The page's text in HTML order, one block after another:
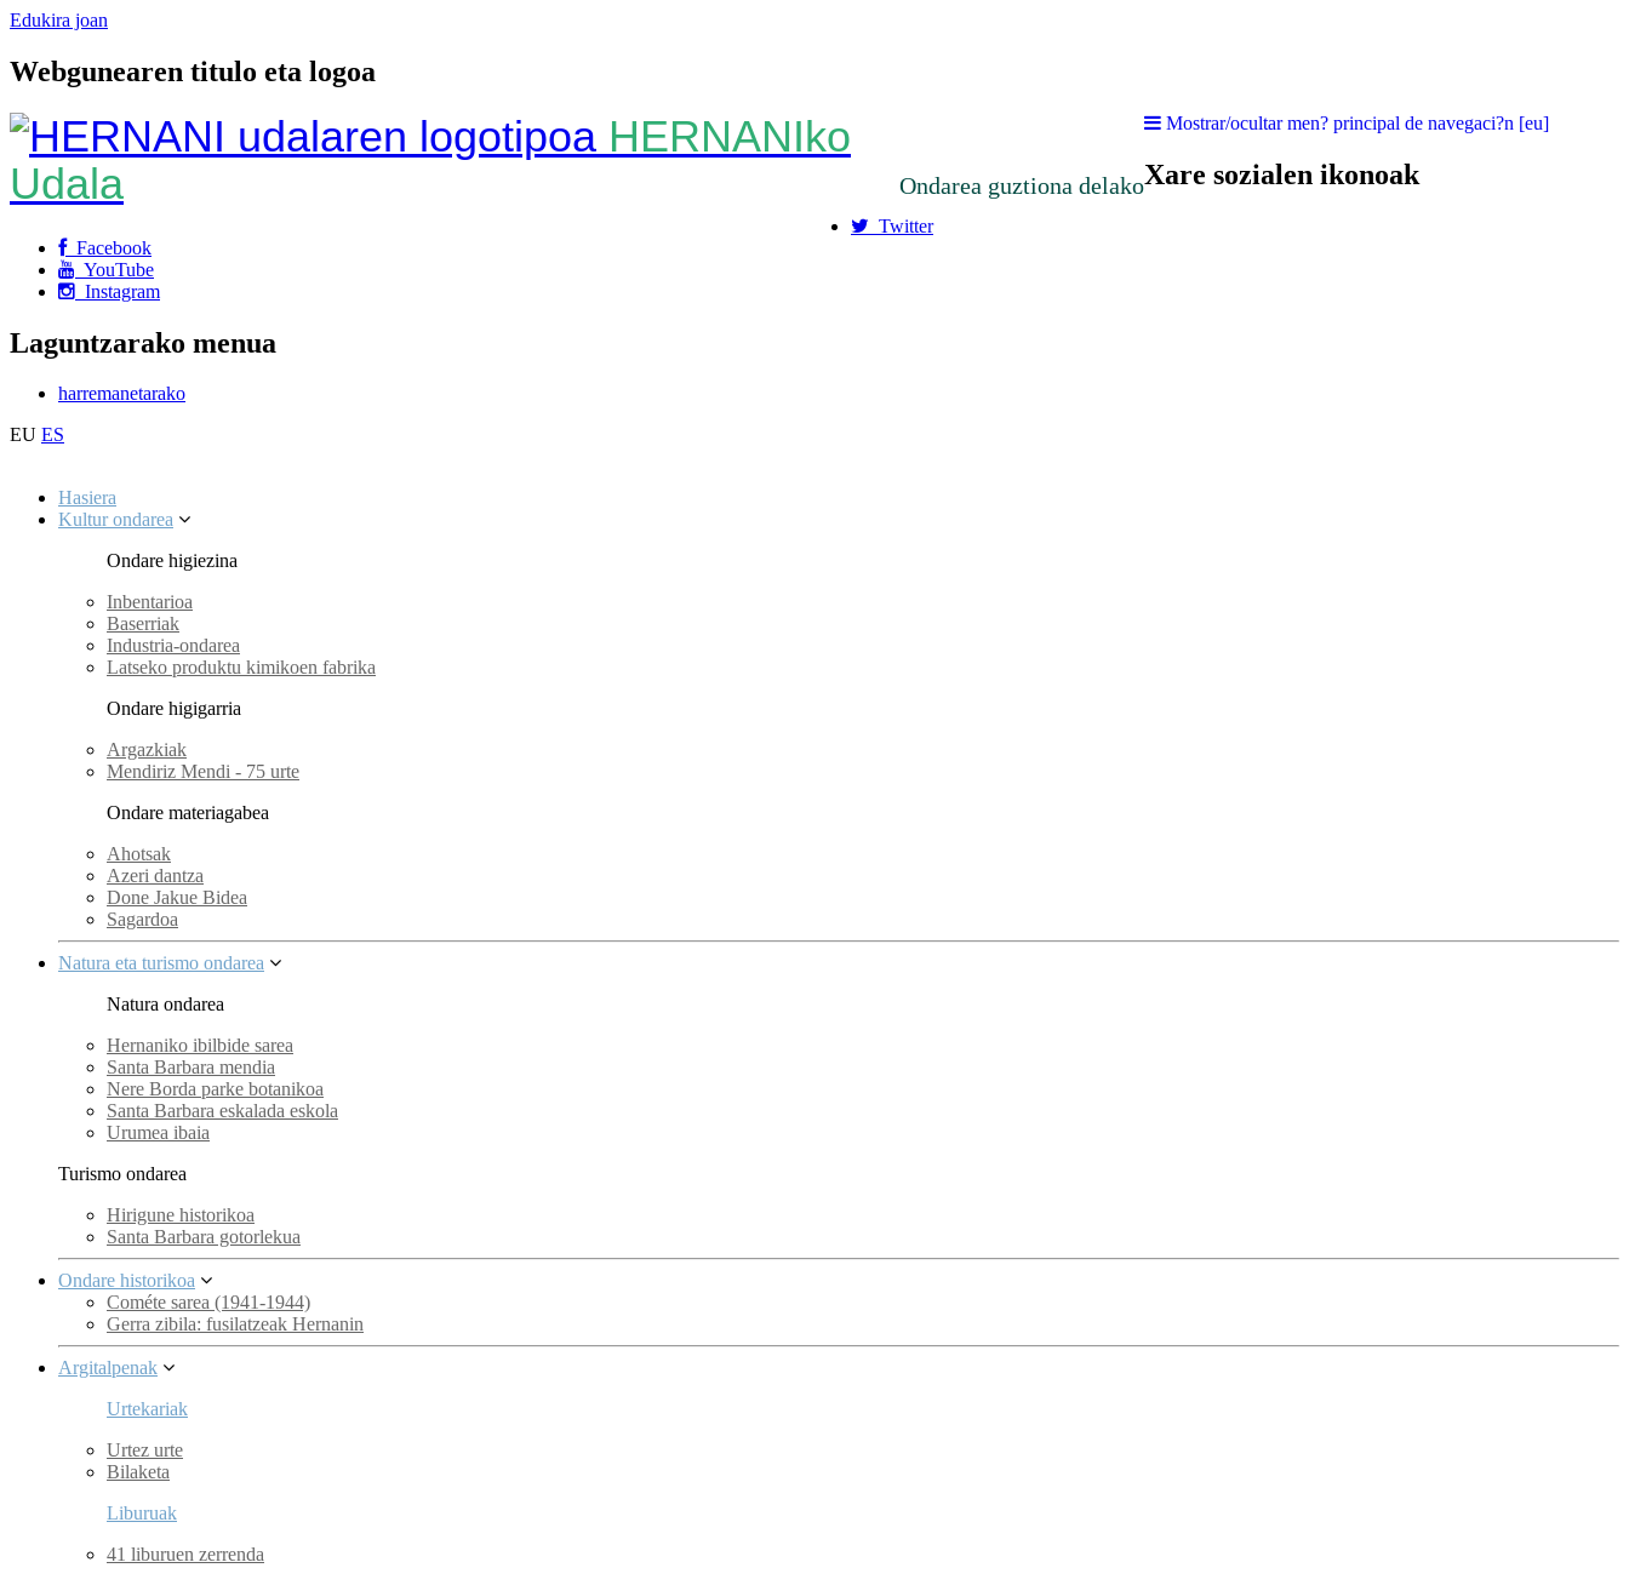
Edukira joan
Webgunearen titulo eta logoa
HERNANIko
Udala
Ondarea guztiona delako
Mostrar/ocultar men? principal de navegaci?n [eu]
Xare sozialen ikonoak
Twitter
Facebook
YouTube
Instagram
Laguntzarako menua
harremanetarako
EU ES
Hasiera
Kultur ondarea
Ondare higiezina
Inbentarioa
Baserriak
Industria-ondarea
Latseko produktu kimikoen fabrika
Ondare higigarria
Argazkiak
Mendiriz Mendi - 75 urte
Ondare materiagabea
Ahotsak
Azeri dantza
Done Jakue Bidea
Sagardoa
Natura eta turismo ondarea
Natura ondarea
Hernaniko ibilbide sarea
Santa Barbara mendia
Nere Borda parke botanikoa
Santa Barbara eskalada eskola
Urumea ibaia
Turismo ondarea
Hirigune historikoa
Santa Barbara gotorlekua
Ondare historikoa
Cométe sarea (1941-1944)
Gerra zibila: fusilatzeak Hernanin
Argitalpenak
Urtekariak
Urtez urte
Bilaketa
Liburuak
41 liburuen zerrenda